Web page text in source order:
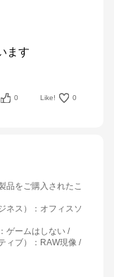
0 Like! 0
品をご購入されたこ
ネス）
： オフィスソ
： ゲームはしない
ィブ）
： RAW現像 /